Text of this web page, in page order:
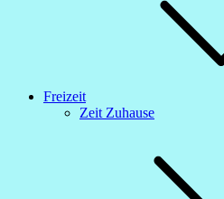
Freizeit
Zeit Zuhause